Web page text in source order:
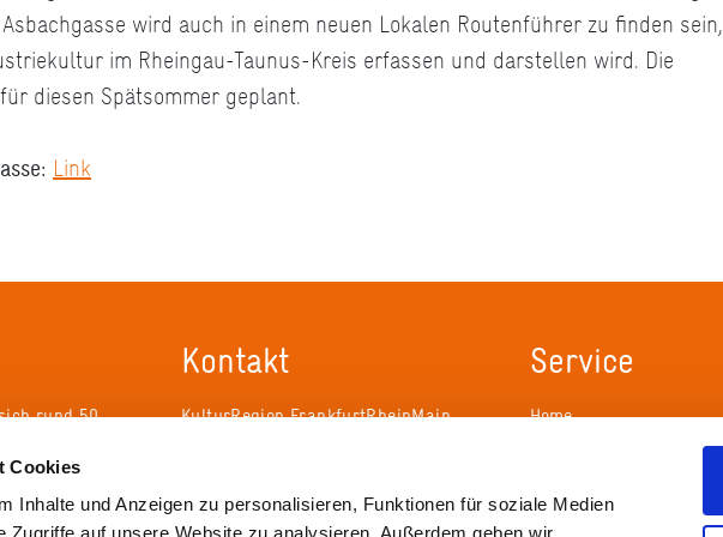
Cookies
Inhalte und Anzeigen zu personalisieren, Funktionen für soziale Medien
wird auch in einem neuen Lokalen Routenführer zu finden sein,
im Rheingau-Taunus-Kreis erfassen und darstellen wird. Die
diesen Spätsommer geplant.
Link
rund 50
2005 die
die
Kontakt
KulturRegion FrankfurtRheinMain
Tel.: +49 69 2577-1700
Service
Home